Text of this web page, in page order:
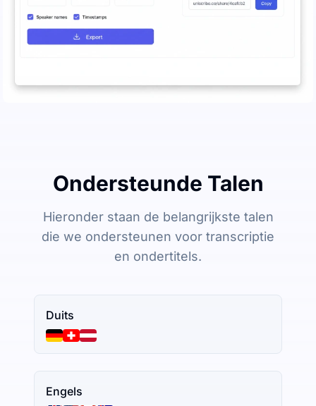
Ondersteunde Talen
Hieronder staan de belangrijkste talen
die we ondersteunen voor transcriptie
en ondertitels.
Duits
Engels